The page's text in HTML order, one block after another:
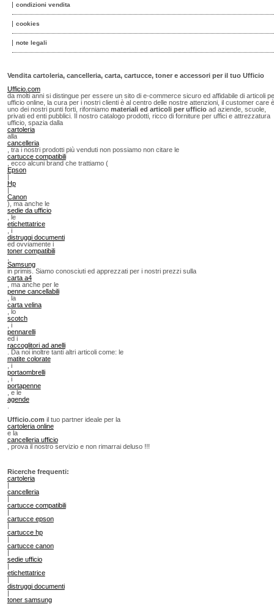
condizioni vendita
cookies
note legali
Vendita cartoleria, cancelleria, carta, cartucce, toner e accessori per il tuo Ufficio
Ufficio.com
da molti anni si distingue per essere un sito di e-commerce sicuro ed affidabile di articoli
ufficio online, la cura per i nostri clienti è al centro delle nostre attenzioni, il customer care è
uno dei nostri punti forti, riforniamo materiali ed articoli per ufficioad aziende, scuole,
privati ed enti pubblici. Il nostro catalogo prodotti, ricco di forniture per uffici e attrezzatura
ufficio, spazia dalla
cartoleria
alla
cancelleria
, tra i nostri prodotti più venduti non possiamo non citare le
cartucce compatibili
, ecco alcuni brand che trattiamo (
Epson
|
Hp
|
Canon
), ma anche le
sedie da ufficio
, le
etichettatrice
, i
distruggi documenti
ed ovviamente i
toner compatibili
Samsung
in primis. Siamo conosciuti ed apprezzati per i nostri prezzi sulla
carta a4
, ma anche per le
penne cancellabili
, la
carta velina
, lo
scotch
, i
pennarelli
ed i
raccoglitori ad anelli
. Da noi inoltre tanti altri articoli come: le
matite colorate
, i
portaombrelli
, i
portapenne
, e le
agende
Ufficio.com il tuo partner ideale per la
cartoleria online
e la
cancelleria ufficio
, prova il nostro servizio e non rimarrai deluso !!!
Ricerche frequenti:
cartoleria
|
cancelleria
|
cartucce compatibili
|
cartucce epson
|
cartucce hp
|
cartucce canon
|
sedie ufficio
|
etichettatrice
|
distruggi documenti
|
toner samsung